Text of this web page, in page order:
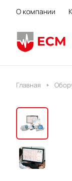
О компании
Главная